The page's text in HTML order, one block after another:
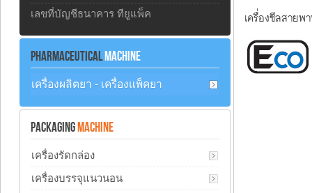
เครื่องซีลสายพา
เลขที่บัญชีธนาคาร ทียูแพ็ค
PHARMACEUTICALMACHINE
เครื่องผลิตยา - เครื่องแพ็คยา
PACKAGING MACHINE
เครื่องรัดกล่อง
เครื่องบรรจุแนวนอน